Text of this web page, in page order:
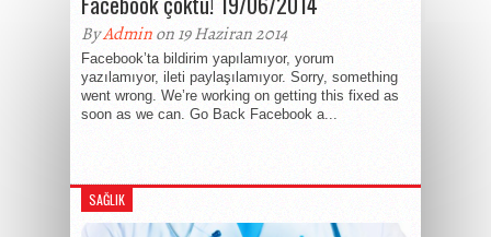
ByAdminon 19 Haziran 2014
Facebook’ta bildirim yapılamıyor, yorum
yazılamıyor, ileti paylaşılamıyor. Sorry, something
went wrong. We’re working on getting this fixed as
soon as we can. Go Back Facebook a...
SAĞLIK